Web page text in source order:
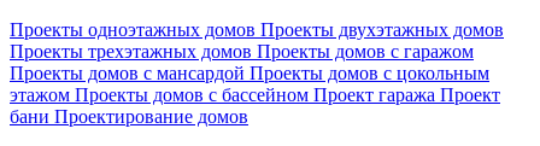
Проекты одноэтажных домов Проекты двухэтажных домов
Проекты трехэтажных домов Проекты домов с гаражом
Проекты домов с мансардой Проекты домов с цокольным
этажом Проекты домов с бассейном Проект гаража Проект
бани Проектирование домов